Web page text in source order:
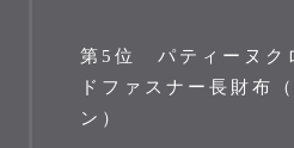
第5位 パティーヌク
ドファスナー長財布
ン）